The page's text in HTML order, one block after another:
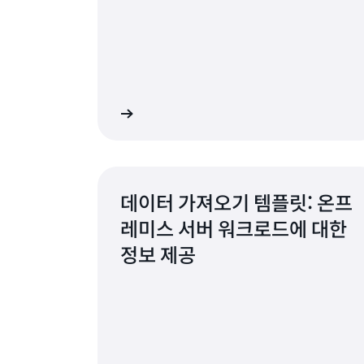
데이터 가져오기 템플릿: 온프
레미스 서버 워크로드에 대한
정보 제공